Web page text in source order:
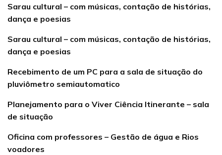
Sarau cultural – com músicas, contação de histórias,
dança e poesias
Sarau cultural – com músicas, contação de histórias,
dança e poesias
Recebimento de um PC para a sala de situação do
pluviômetro semiautomatico
Planejamento para o Viver Ciência Itinerante – sala
de situação
Oficina com professores – Gestão de água e Rios
voadores